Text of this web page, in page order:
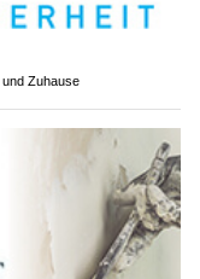
Zuhause